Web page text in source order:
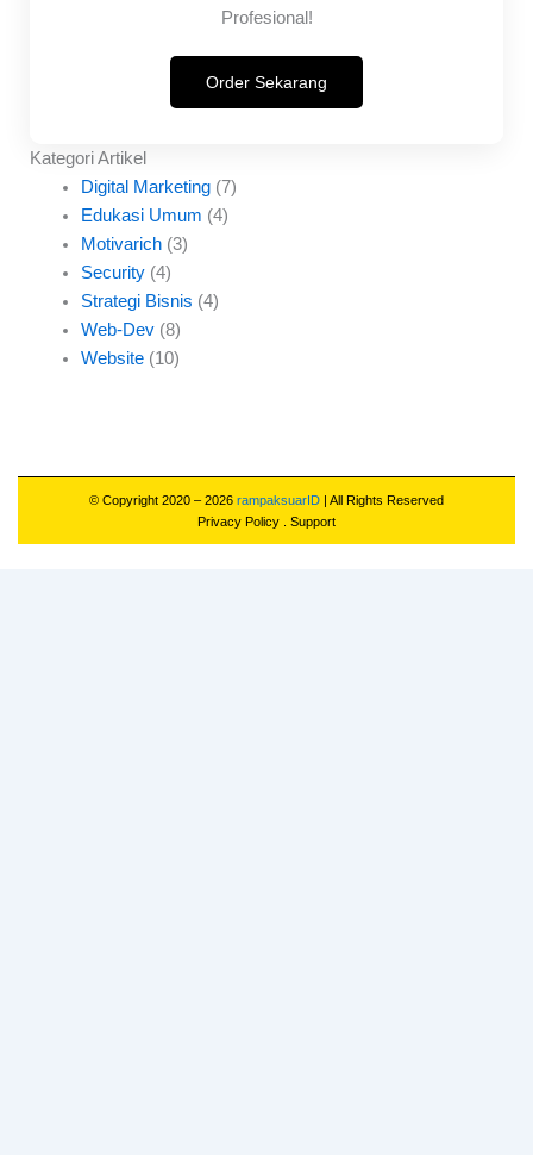
Profesional!
Order Sekarang
Kategori Artikel
Digital Marketing (7)
Edukasi Umum (4)
Motivarich (3)
Security (4)
Strategi Bisnis (4)
Web-Dev (8)
Website (10)
© Copyright 2020 – 2026 rampaksuarID | All Rights Reserved
Privacy Policy
Support